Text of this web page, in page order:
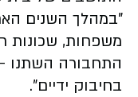
"במהלך השנים
משפחות, שכונות
התחבורה השתנו
בחיבוק ידיים".